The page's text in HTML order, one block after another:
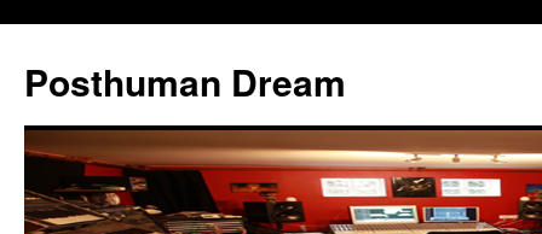
Posthuman Dream